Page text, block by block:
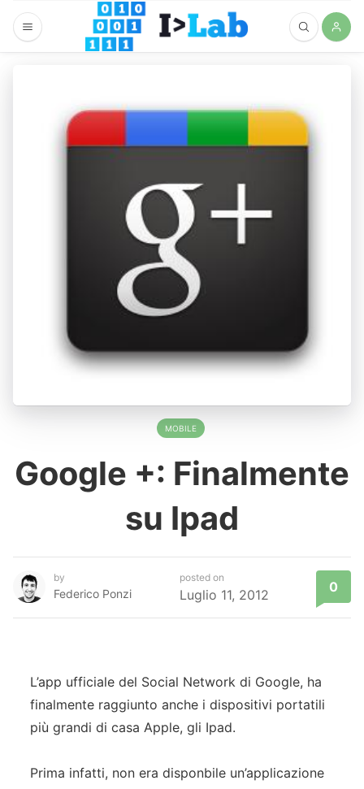
MOBILE
Google +: Finalmente
su Ipad
by
Federico Ponzi
posted on
Luglio 11, 2012 0
L’app ufficiale del Social Network di Google, ha
finalmente raggiunto anche i dispositivi portatili
più grandi di casa Apple, gli Ipad.
Prima infatti, non era disponbile un’applicazione